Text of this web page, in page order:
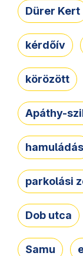
Dürer Kert
kérdőív
körözött
Apáthy-
hamuládás
parkolási
Dob utca
Samu